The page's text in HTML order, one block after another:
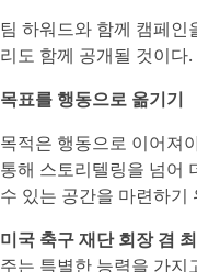
팀 하워드와 함께 캠페
리도 함께 공개될 것이다.
목표를 행동으로 옮기기
목적은 행동으로 이어져
통해 스토리텔링을 넘어
수 있는 공간을 마련하
미국 축구 재단 회장 겸
주는 특별한 능력을 가